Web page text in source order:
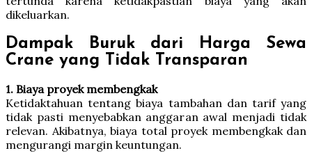
dikeluarkan.
Dampak Buruk dari Harga Sewa
Crane yang Tidak Transparan
1. Biaya proyek membengkak
Ketidaktahuan tentang biaya tambahan dan tarif yang
tidak pasti menyebabkan anggaran awal menjadi tidak
relevan. Akibatnya, biaya total proyek membengkak dan
mengurangi margin keuntungan.